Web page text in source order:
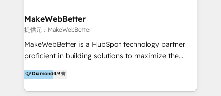
90分程度） -現状課題の抽出、現実的な目標の確認 -要
見積り提示・ご承認、スケジュール決定、プロジェクト
キックオフ -マーケティング戦略策定（KGI）、ウェブ
戦略・戦術の設計（KPI） -全体導線遷移設計、ビジュ
らはじめるBtoB営業DX BtoB営業もここまでデジタル
化できる! 」を出版いたしました。 HubSpotの導入／
活用支援以外にも、下記のようなサービスを提供してい
ます。 - ABMターゲット定義 / リスト作成 - カスタマ
着 - WEB / LP / BtoB-EC制作 - WEB広告(Google/FB
他)運用 - 記事コンテンツ / 動画制作 - インサイドセー
MakeWebBetter
提供元：MakeWebBetter
MakeWebBetter is a HubSpot technology partner
proficient in building solutions to maximize the
operational efficiency of HubSpot. The fastest-
growing tech-enabler & facilitator, MakeWebBetter,
hands you the blend of HubSpot expertise &
Diamond4.9